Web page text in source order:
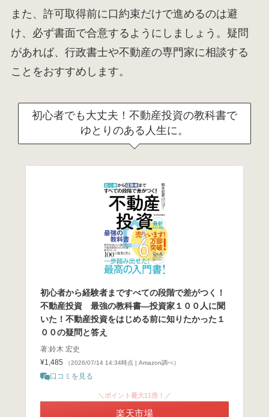
また、許可取得前に口約束だけで進めるのは避
け、必ず書面で合意するようにしましょう。疑問
があれば、行政書士や不動産の専門家に相談する
ことをおすすめします。
初心者でも大丈夫！不動産投資の教科書で
ゆとりのある人生に。
初心者から経験者まですべての段階で差がつく！
不動産投資 最強の教科書―投資家１００人に聞
いた！不動産投資をはじめる前に知りたかった１
００の疑問と答え
著:鈴木 宏史
¥1,485
（2026/07/14 14:34時点 | Amazon調べ）
口コミを見る
＼ポイント最大11倍！／
楽天市場